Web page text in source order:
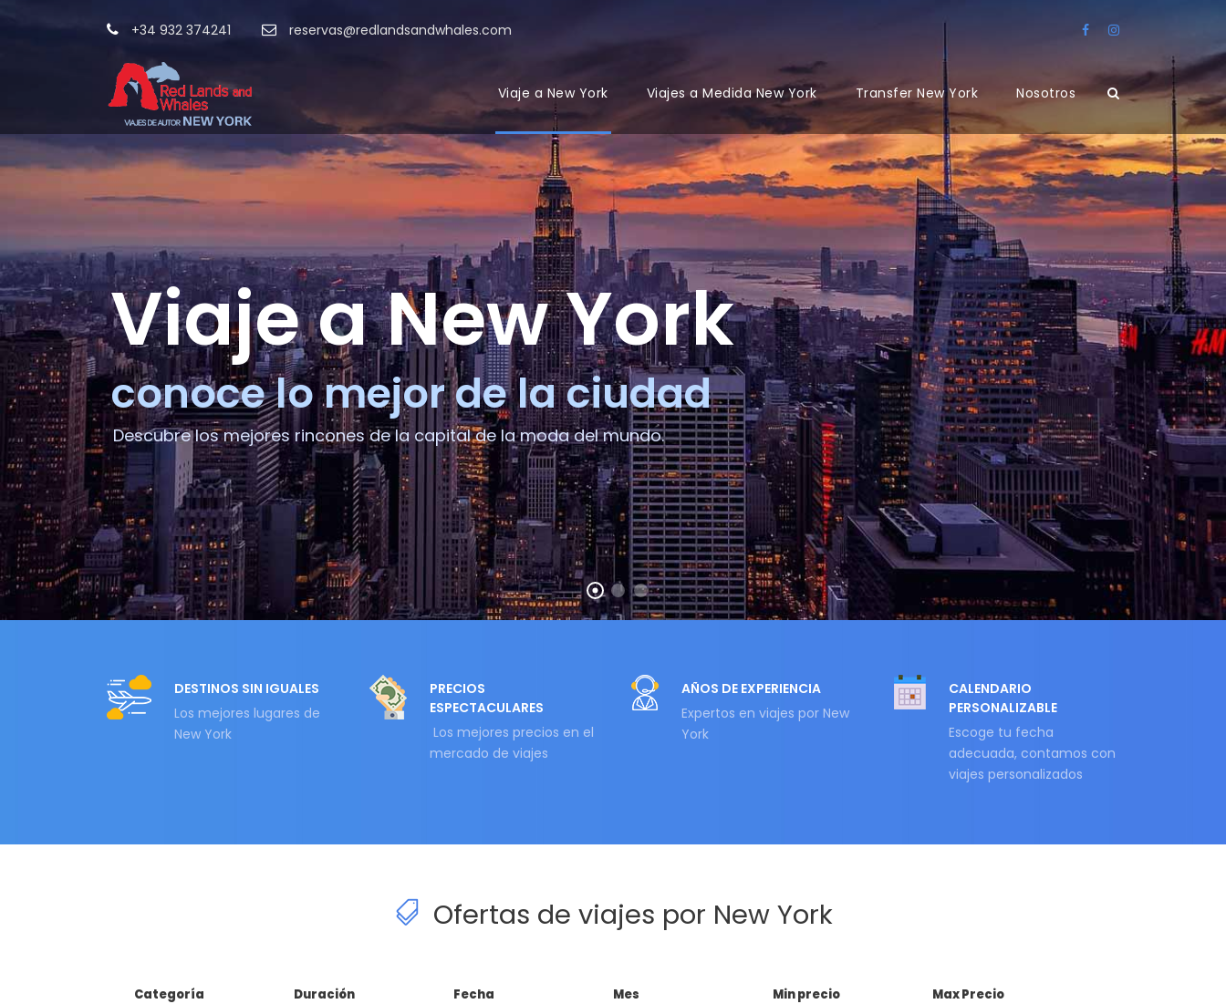
+34 932 374241 reservas@redlandsandwhales.com
Viaje a New York Viajes a Medida New York Transfer New York Nosotros
Viaje a New York
conoce lo mejor de la ciudad
Descubre los mejores rincones de la capital de la moda del mundo.
DESTINOS SIN IGUALES
Los mejores lugares de
New York
PRECIOS
ESPECTACULARES
Los mejores precios en el
mercado de viajes
AÑOS DE EXPERIENCIA
Expertos en viajes por New
York
CALENDARIO
PERSONALIZABLE
Escoge tu fecha
adecuada, contamos con
viajes personalizados
Ofertas de viajes por New York
Categoría Duración Fecha Mes Min precio Max Precio